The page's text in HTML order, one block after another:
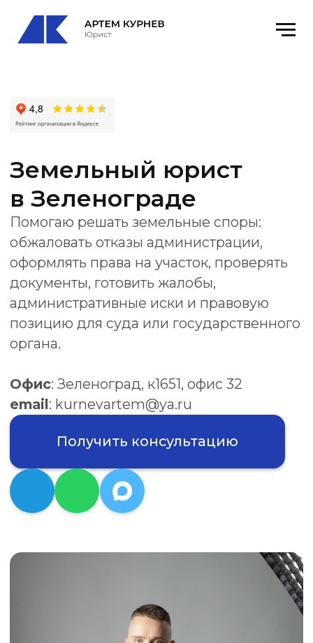
Земельный юрист
Помогаю решать земельные споры:
обжаловать отказы администрации,
документы, готовить жалобы,
административные иски и правовую
позицию для суда или государственного
органа.
Офис : Зеленоград, к1651, офис 32
email: kurnevartem@ya.ru